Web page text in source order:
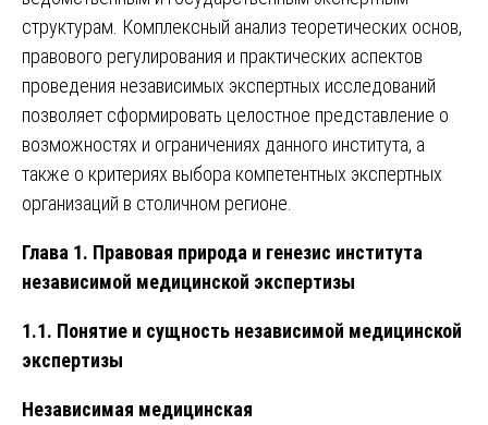
структурам. Комплексный анализ теоретических основ,
правового регулирования и практических аспектов
проведения независимых экспертных исследований
позволяет сформировать целостное представление о
возможностях и ограничениях данного института, а
также о критериях выбора компетентных экспертных
организаций в столичном регионе.
Глава 1. Правовая природа и генезис института
независимой медицинской экспертизы
1.1. Понятие и сущность независимой медицинской
экспертизы
Независимая медицинская